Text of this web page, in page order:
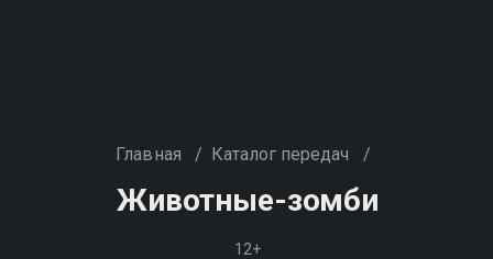
Главная / Каталог передач /
Животные-зомби
12+